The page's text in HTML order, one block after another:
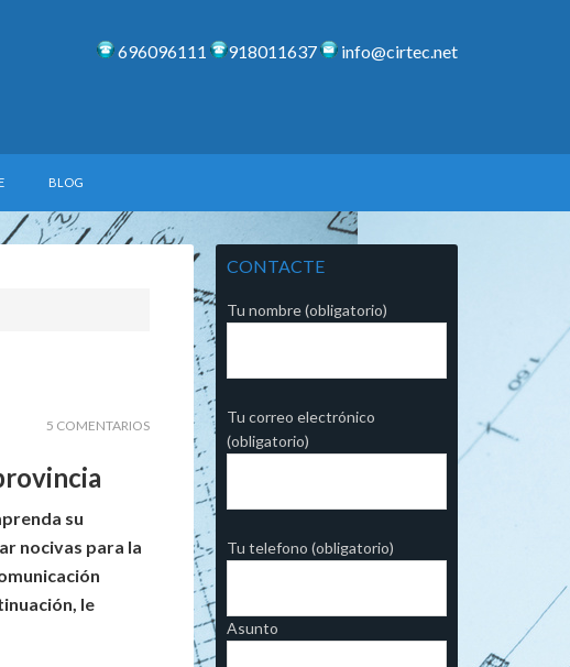
696096111 918011637 info@cirtec.net
BLOG
5 COMENTARIOS
su
nocivas para la
le
CONTACTE
Tu nombre (obligatorio)
Tu correo electrónico
(obligatorio)
Tu telefono (obligatorio)
Asunto